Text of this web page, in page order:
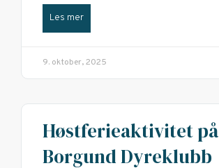
Les mer
9. oktober, 2025
Høstferieaktivitet på
Borgund Dyreklubb